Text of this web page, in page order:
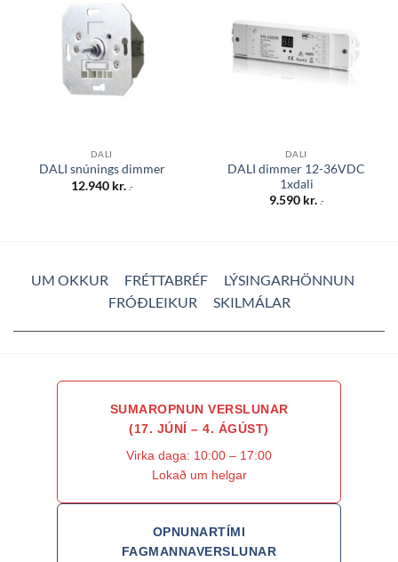
DALI
DALI snúnings dimmer
12.940 kr. .-
DALI
DALI dimmer 12-36VDC
1xdali
9.590 kr. .-
UM OKKUR FRÉTTABRÉF
LÝSINGARHÖNNUN
FRÓÐLEIKUR
SKILMÁLAR
SUMAROPNUN VERSLUNAR
(17. JÚNÍ – 4. ÁGÚST)
Virka daga: 10:00 – 17:00
Lokað um helgar
OPNUNARTÍMI
FAGMANNAVERSLUNAR